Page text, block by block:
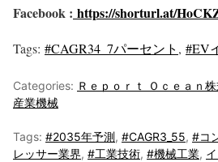
Facebook : https://shorturl.at/
Tags: #CAGR34_7パーセント , #EV
Categories: Ｒｅｐｏｒｔ Ｏｃｅａｎ
産業機械
Tags: #2035年予測, #CAGR3_55, #コ
レッサー業界, #工業技術, #機械工業,